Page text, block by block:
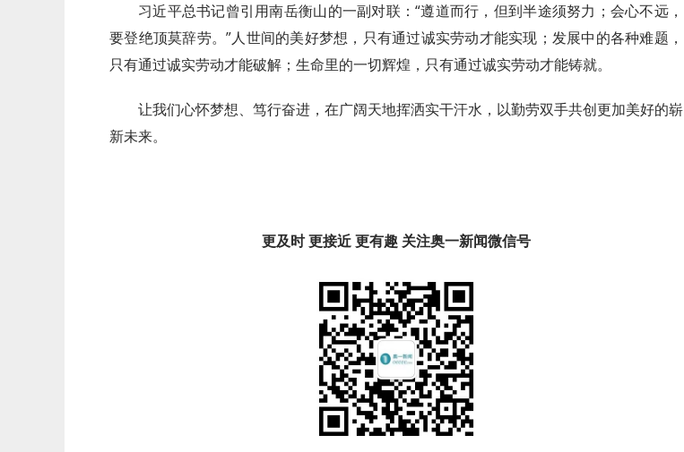
习近平总书记曾引用南岳衡山的一副对联：“遵道而行，但到半途须努力；会心不远，
要登绝顶莫辞劳。”人世间的美好梦想，只有通过诚实劳动才能实现；发展中的各种难题，
只有通过诚实劳动才能破解；生命里的一切辉煌，只有通过诚实劳动才能铸就。
让我们心怀梦想、笃行奋进，在广阔天地挥洒实干汗水，以勤劳双手共创更加美好的崭
新未来。
更及时 更接近 更有趣 关注奥一新闻微信号